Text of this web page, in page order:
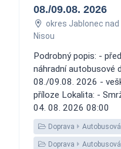
08./09.08. 2026
okres Jablonec nad
Nisou
Podrobný popis: -
náhradní autobusové
08./09.08. 2026 -
příloze Lokalita: -
04. 08. 2026 08:00
Doprava Autobusová
Doprava Autobusová